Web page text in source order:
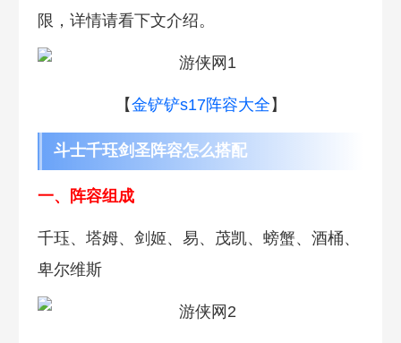
限，详情请看下文介绍。
【金铲铲s17阵容大全 】
斗士千珏剑圣阵容怎么搭配
一、阵容组成
千珏、塔姆、剑姬、易、茂凯、螃蟹、酒桶、
卑尔维斯